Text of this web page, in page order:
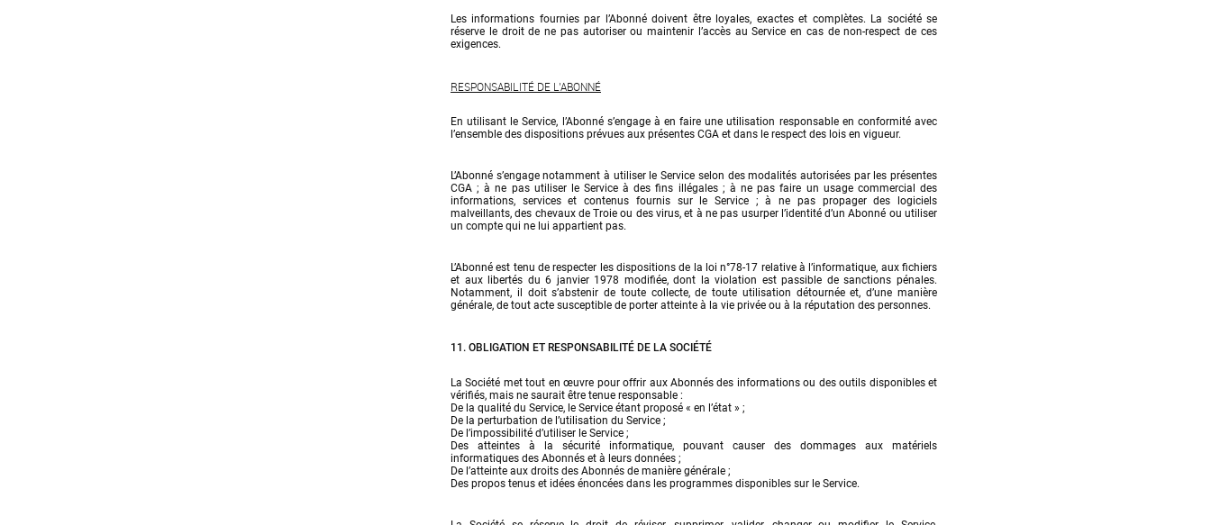
Les informations fournies par l’Abonné doivent être loyales, exactes et complètes. La société se
réserve le droit de ne pas autoriser ou maintenir l’accès au Service en cas de non-respect de ces
exigences.
RESPONSABILITÉ DE L’ABONNÉ
En utilisant le Service, l’Abonné s’engage à en faire une utilisation responsable en conformité avec
l’ensemble des dispositions prévues aux présentes CGA et dans le respect des lois en vigueur.
L’Abonné s’engage notamment à utiliser le Service selon des modalités autorisées par les présentes
CGA ; à ne pas utiliser le Service à des fins illégales ; à ne pas faire un usage commercial des
informations, services et contenus fournis sur le Service ; à ne pas propager des logiciels
malveillants, des chevaux de Troie ou des virus, et à ne pas usurper l’identité d’un Abonné ou utiliser
un compte qui ne lui appartient pas.
L’Abonné est tenu de respecter les dispositions de la loi n°78-17 relative à l’informatique, aux fichiers
et aux libertés du 6 janvier 1978 modifiée, dont la violation est passible de sanctions pénales.
Notamment, il doit s’abstenir de toute collecte, de toute utilisation détournée et, d’une manière
générale, de tout acte susceptible de porter atteinte à la vie privée ou à la réputation des personnes.
11. OBLIGATION ET RESPONSABILITÉ DE LA SOCIÉTÉ
La Société met tout en œuvre pour offrir aux Abonnés des informations ou des outils disponibles et
vérifiés, mais ne saurait être tenue responsable :
De la qualité du Service, le Service étant proposé « en l’état » ;
De la perturbation de l’utilisation du Service ;
De l’impossibilité d’utiliser le Service ;
Des atteintes à la sécurité informatique, pouvant causer des dommages aux matériels
informatiques des Abonnés et à leurs données ;
De l’atteinte aux droits des Abonnés de manière générale ;
Des propos tenus et idées énoncées dans les programmes disponibles sur le Service.